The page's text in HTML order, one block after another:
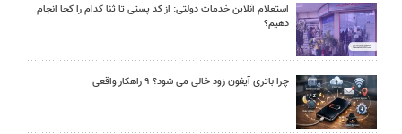
استعلام آنلاین خدمات دولتی: از کد پستی تا ثنا کدام را کجا انجام
دهیم؟
چرا باتری آیفون زود خالی می شود؟ ۹ راهکار واقعی